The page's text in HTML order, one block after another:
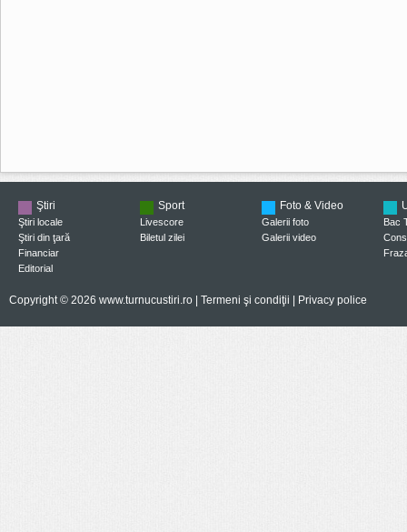
Ştiri
Ştiri locale
Ştiri din ţară
Financiar
Editorial
Sport
Livescore
Biletul zilei
Foto & Video
Galerii foto
Galerii video
Bac
Copyright © 2026 www.turnucustiri.ro | Termeni şi condiţii Privacy police